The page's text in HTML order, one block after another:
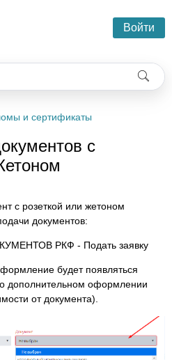
Войти
и сертификаты
с
с розеткой или жетоном
документов:
РКФ - Подать заявку
будет появляться
дополнительном оформлении
от документа).